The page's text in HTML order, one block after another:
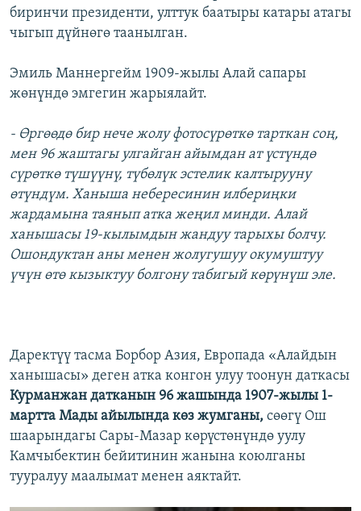
биринчи президенти, улттук баатыры катары атагы
чыгып дүйнөгө таанылган.
Эмиль Маннергейм 1909-жылы Алай сапары
жөнүндө эмгегин жарыялайт.
- Өргөөдө бир нече жолу фотосүрөткө тарткан соң,
мен 96 жаштагы улгайган айымдан ат үстүндө
сүрөткө түшүүнү, түбөлүк эстелик калтырууну
өтүндүм. Ханыша небересинин илбериңки
жардамына таянып атка жеңил минди. Алай
ханышасы 19-кылымдын жандуу тарыхы болчу.
Ошондуктан аны менен жолугушуу окумуштуу
үчүн өтө кызыктуу болгону табигый көрүнүш эле.
Даректүү тасма Борбор Азия, Европада «Алайдын
ханышасы» деген атка конгон улуу тоонун даткасы
Курманжан датканын 96 жашында 1907-жылы 1-
мартта Мады айылында көз жумганы, сөөгү Ош
шаарындагы Сары-Мазар көрүстөнүндө уулу
Камчыбектин бейитинин жанына коюлганы
тууралуу маалымат менен аяктайт.